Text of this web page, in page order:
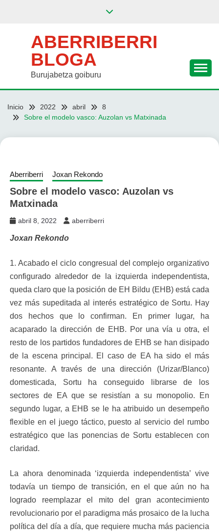
ABERRIBERRI
BLOGA
Burujabetza goiburu
Inicio 2022 abril
8
Sobre el modelo vasco: Auzolan vs Matxinada
Aberriberri Joxan Rekondo
Sobre el modelo vasco: Auzolan vs
Matxinada
abril 8, 2022 aberriberri
Joxan Rekondo
1. Acabado el ciclo congresual del complejo organizativo
configurado alrededor de la izquierda independentista,
queda claro que la posición de EH Bildu (EHB) está cada
vez más supeditada al interés estratégico de Sortu. Hay
dos hechos que lo confirman. En primer lugar, ha
acaparado la dirección de EHB. Por una vía u otra, el
resto de los partidos fundadores de EHB se han disipado
de la escena principal. El caso de EA ha sido el más
resonante. A través de una dirección (Urizar/Blanco)
domesticada, Sortu ha conseguido librarse de los
sectores de EA que se resistían a su monopolio. En
segundo lugar, a EHB se le ha atribuido un desempeño
flexible en el juego táctico, puesto al servicio del rumbo
estratégico que las ponencias de Sortu establecen con
claridad.
La ahora denominada ‘izquierda independentista’ vive
todavía un tiempo de transición, en el que aún no ha
logrado reemplazar el mito del gran acontecimiento
revolucionario por el paradigma más prosaico de la lucha
política del día a día, que requiere mucha más paciencia